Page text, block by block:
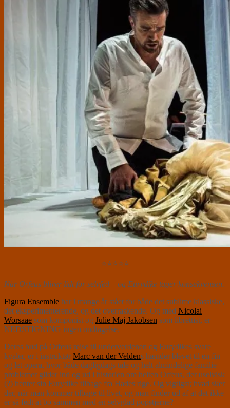
⭐⭐⭐⭐⭐
Når Orfeus bliver lidt for selvfed – og Eurydike tager konsekvensen.
Figura Ensemble har i mange år stået for både det sublime klassiske,
det eksperimenterende, og det overraskende. Og med Nicolai
Worsaae som komponist og Julie Maj Jakobsen som librettist, er
NEDSTIGNING ingen undtagelse.
Deres bud på Orfeus rejse til underverdenen og Eurydikes svare
kvaler, er i instruktør Marc van der Veldens hænder blevet til en fin
og let opera, hvor både dagligdags tale og helt almindelige familie
problemer glider ind og ud i historien om helten Orfeus, der uselvisk
(?) henter sin Eurydike tilbage fra Hades rige. Og vigtigst; hvad sker
der, når man kommer tilbage til livet, og man finder ud af at det ikke
er så fedt at bo sammen med en selvglad popstjerne?